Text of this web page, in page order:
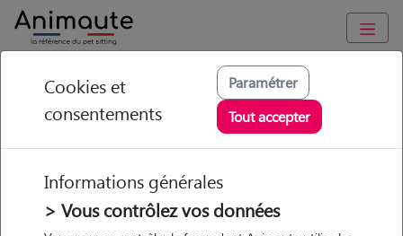
Animaute Auvergne-Rhône-Alpes Loire/La Ricamarie
Alicia - Petsitter à LA
RICAMARIE
• 21 ans
Cookies et
consentements
Paramétrer
Tout accepter
Informations générales
> Vous contrôlez vos données